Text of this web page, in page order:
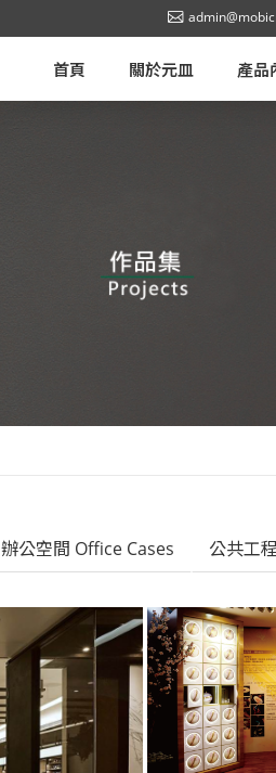
首頁 關於元皿 產品
辦公空間 Office Cases 公共工